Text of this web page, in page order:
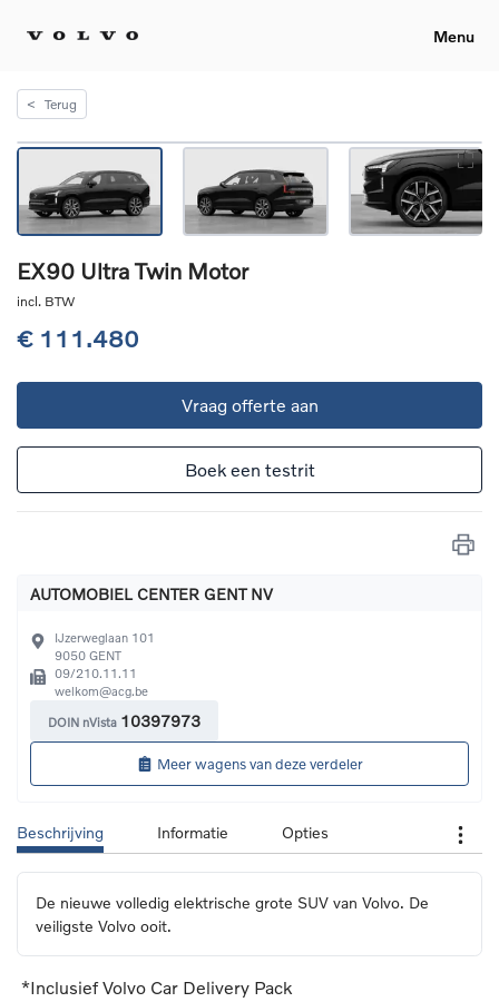
Menu
< Terug
EX90 Ultra Twin Motor
incl. BTW
€ 111.480
Vraag offerte aan
Boek een testrit
AUTOMOBIEL CENTER GENT NV
IJzerweglaan 101
9050 GENT
09/210.11.11
welkom@acg.be
DOIN nVista 10397973
Meer wagens van deze verdeler
Beschrijving Informatie Opties
De nieuwe volledig elektrische grote SUV van Volvo. De
veiligste Volvo ooit.
*Inclusief Volvo Car Delivery Pack